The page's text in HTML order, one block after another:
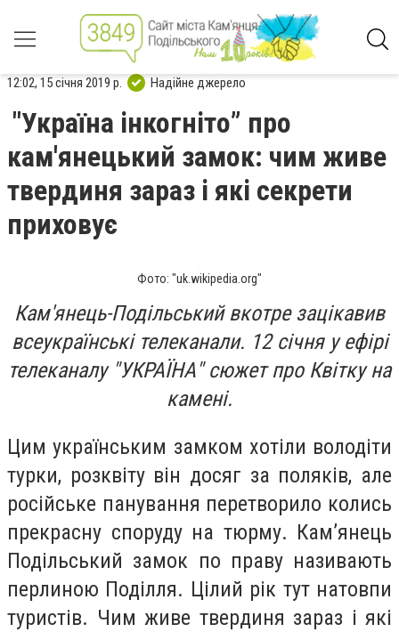
12:02, 15 січня 2019 р. Надійне джерело
"Україна інкогніто” про
кам'янецький замок: чим живе
твердиня зараз і які секрети
приховує
Фото: "uk.wikipedia.org"
Кам'янець-Подільський вкотре зацікавив
всеукраїнські телеканали. 12 січня у ефірі
телеканалу "УКРАЇНА" сюжет про Квітку на
камені.
Цим українським замком хотіли володіти
турки, розквіту він досяг за поляків, але
російське панування перетворило колись
прекрасну споруду на тюрму. Кам’янець
Подільський замок по праву називають
перлиною Поділля. Цілий рік тут натовпи
туристів. Чим живе твердиня зараз і які